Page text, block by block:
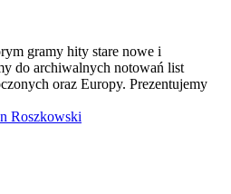
gramy hity stare nowe i
do archiwalnych notowań list
oraz Europy. Prezentujemy
Roszkowski